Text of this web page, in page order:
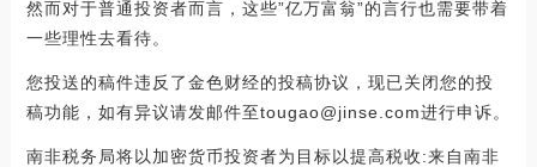
然而对于普通投资者而言，这些”亿万富翁”的言行也需要带着
一些理性去看待。
您投送的稿件违反了金色财经的投稿协议，现已关闭您的投
稿功能，如有异议请发邮件至tougao@jinse.com进行申诉。
南非税务局将以加密货币投资者为目标以提高税收:来自南非